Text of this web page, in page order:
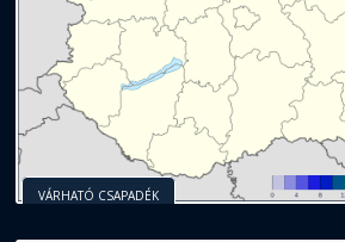
VÁRHATÓ CSAPADÉK